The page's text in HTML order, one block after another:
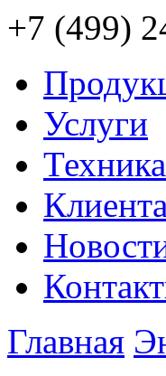
+7 (499)
Услуги
Техника
Главная